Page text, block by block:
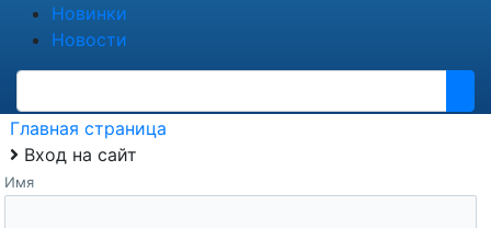
Новинки
Новости
Главная страница
Вход на сайт
Имя